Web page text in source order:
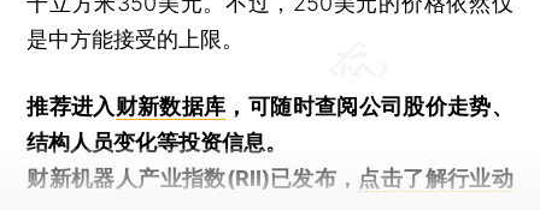
是中方能接受的上限。
推荐进入财新数据库 ，可随时查阅公司股价走势、
结构人员变化等投资信息。
财新机器人产业指数(RII)已发布， 点击了解行业动